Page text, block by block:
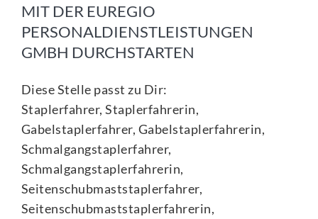
MIT DER EUREGIO
PERSONALDIENSTLEISTUNGEN
GMBH DURCHSTARTEN
Diese Stelle passt zu Dir:
Staplerfahrer, Staplerfahrerin,
Gabelstaplerfahrer, Gabelstaplerfahrerin,
Schmalgangstaplerfahrer,
Schmalgangstaplerfahrerin,
Seitenschubmaststaplerfahrer,
Seitenschubmaststaplerfahrerin,